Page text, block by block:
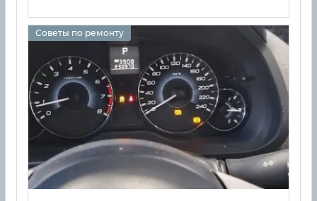
Советы по ремонту